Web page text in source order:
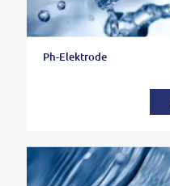
Ph-Elektrode